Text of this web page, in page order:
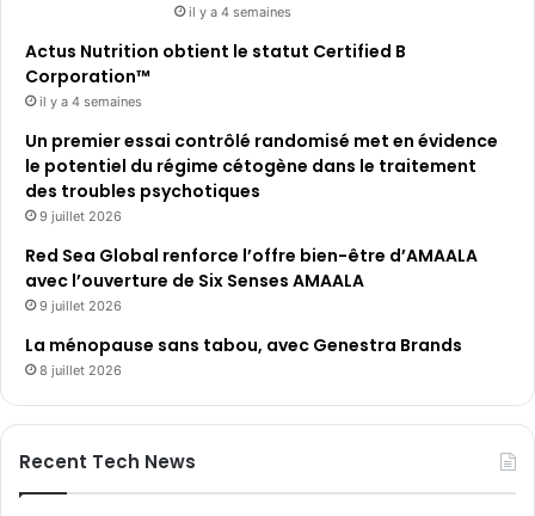
il y a 4 semaines
Actus Nutrition obtient le statut Certified B
Corporation™
il y a 4 semaines
Un premier essai contrôlé randomisé met en évidence
le potentiel du régime cétogène dans le traitement
des troubles psychotiques
9 juillet 2026
Red Sea Global renforce l’offre bien-être d’AMAALA
avec l’ouverture de Six Senses AMAALA
9 juillet 2026
La ménopause sans tabou, avec Genestra Brands
8 juillet 2026
Recent Tech News